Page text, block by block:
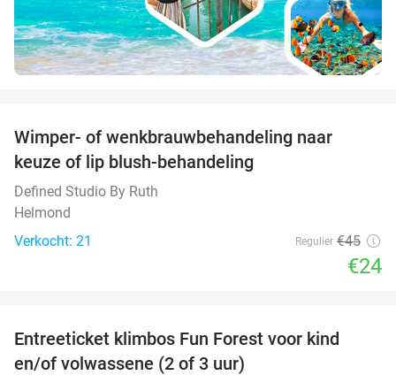
Wimper- of wenkbrauwbehandeling naar
keuze of lip blush-behandeling
Defined Studio By Ruth
Helmond
Verkocht: 21
Regulier €45
€24
Entreeticket klimbos Fun Forest voor kind
en/of volwassene (2 of 3 uur)